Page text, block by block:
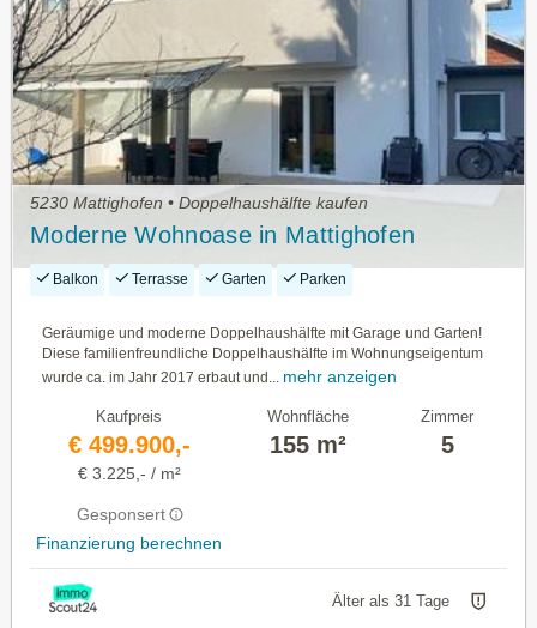
5230 Mattighofen • Doppelhaushälfte kaufen
Moderne Wohnoase in Mattighofen
Balkon Terrasse Garten Parken
Geräumige und moderne Doppelhaushälfte mit Garage und Garten!
Diese familienfreundliche Doppelhaushälfte im Wohnungseigentum
wurde ca. im Jahr 2017 erbaut und...
mehr anzeigen
Kaufpreis
€ 499.900,-
€ 3.225,- / m²
Gesponsert
Finanzierung berechnen
Wohnfläche
155 m²
Zimmer
5
Älter als 31 Tage